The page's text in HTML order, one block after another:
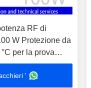
RF di
W Protezione da
per la prova
del segnale
512MHz
'